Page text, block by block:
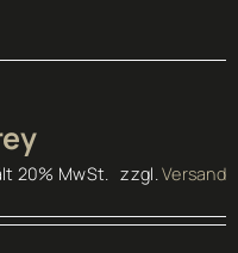
20% MwSt. zzgl.Versand